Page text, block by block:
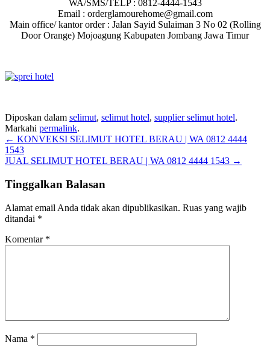
WA/SMS/TELP : 0812-4444-1543
Email : orderglamourehome@gmail.com
Main office/ kantor order : Jalan Sayid Sulaiman 3 No 02 (Rolling
Door Orange) Mojoagung Kabupaten Jombang Jawa Timur
Diposkan dalam selimut, selimut hotel, supplier selimut hotel.
Markahi permalink.
Navigasi
pos
← KONVEKSI SELIMUT HOTEL BERAU | WA 0812 4444
1543
JUAL SELIMUT HOTEL BERAU | WA 0812 4444 1543 →
Tinggalkan Balasan
Alamat email Anda tidak akan dipublikasikan. Ruas yang wajib
ditandai *
Komentar *
Nama *